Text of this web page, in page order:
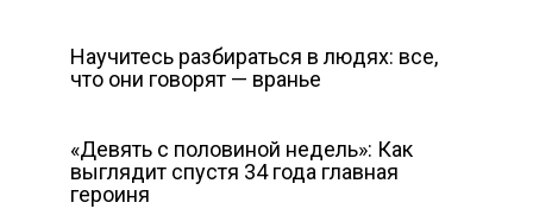
Научитесь разбираться в людях: все,
что они говорят — вранье
«Девять с половиной недель»: Как
выглядит спустя 34 года главная
героиня